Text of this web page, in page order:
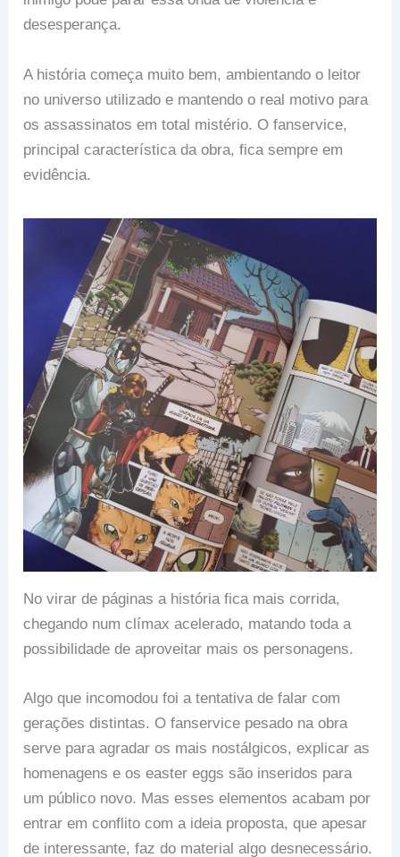
desesperança.
A história começa muito bem, ambientando o leitor
no universo utilizado e mantendo o real motivo para
os assassinatos em total mistério. O fanservice,
principal característica da obra, fica sempre em
evidência.
No virar de páginas a história fica mais corrida,
chegando num clímax acelerado, matando toda a
possibilidade de aproveitar mais os personagens.
Algo que incomodou foi a tentativa de falar com
gerações distintas. O fanservice pesado na obra
serve para agradar os mais nostálgicos, explicar as
homenagens e os easter eggs são inseridos para
um público novo. Mas esses elementos acabam por
entrar em conflito com a ideia proposta, que apesar
de interessante, faz do material algo desnecessário.